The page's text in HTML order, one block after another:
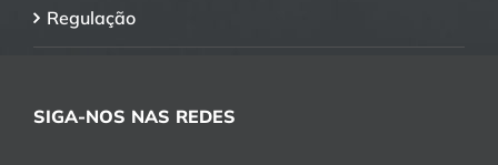
Regulação
SIGA-NOS NAS REDES